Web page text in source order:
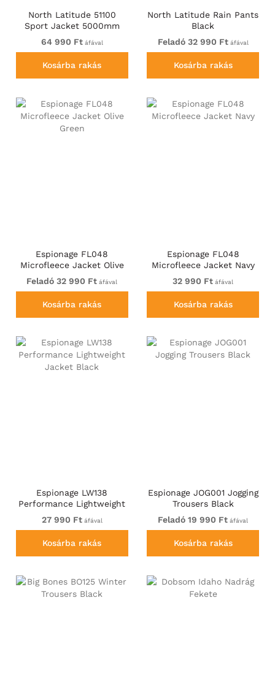
North Latitude 51100
Sport Jacket 5000mm
Navy
64 990 Ftáfával
Kosárba rakás
North Latitude Rain Pants
Black
Feladó 32 990 Ftáfával
Kosárba rakás
Espionage FL048
Microfleece Jacket Olive
Green
Feladó 32 990 Ft áfával
Kosárba rakás
Espionage FL048
Microfleece Jacket Navy
32 990 Ft áfával
Kosárba rakás
Espionage LW138
Performance Lightweight
Jacket Black
27 990 Ftáfával
Kosárba rakás
Espionage JOG001 Jogging
Trousers Black
Feladó 19 990 Ft áfával
Kosárba rakás